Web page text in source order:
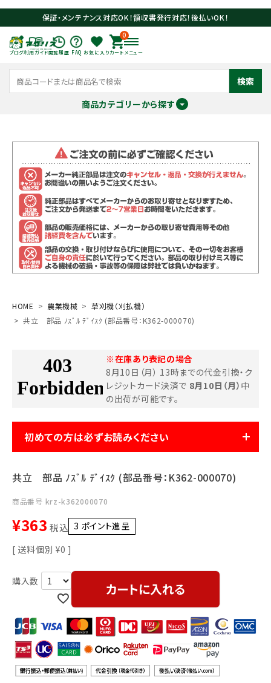
保証・メンテナンス対応OK！領収書発行対応！後払いOK！
ブログ利用ガイド閲覧履歴 FAQ お気に入り
0
カート メニュー
検索
商品カテゴリーから探す
ログイン person 会員登録
search
閲覧履歴一覧
農業機械
農業資材
作業用品
補修部品
レンタル
利用ガイド
メールでのお問い合わせ
info@agriz.net
HOME 農業機械
草刈機（刈払機）
共立 部品 ﾉｽﾞﾙ ﾃﾞｲｽｸ (部品番号：K362-000070)
※在庫あり表記の場合
8月10日（月） 13時までの代金引換・ク
レジットカード決済で 8月10日（月） 中
の出荷が可能です。
初めての方は必ずお読みください
共立 部品 ﾉｽﾞﾙ ﾃﾞｲｽｸ (部品番号：K362-000070)
商品番号 krz-k362000070
¥363 税込 3 ポイント進呈 ]
送料個別 ¥0
カートに入れる